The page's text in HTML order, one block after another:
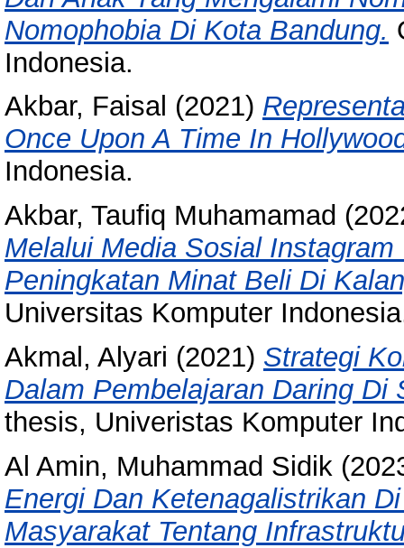
Nomophobia Di Kota Bandung.
Indonesia.
Akbar, Faisal (2021)
Once Upon A Time In
Indonesia.
Akbar, Taufiq Muhamamad
Melalui Media Sosial
Peningkatan Minat Beli Di
Universitas Komputer
Akmal, Alyari (2021) Strategi
Dalam Pembelajaran Daring
thesis, Univeristas Komputer
Al Amin, Muhammad Sidik
Energi Dan Ketenagalistrikan
Masyarakat Tentang